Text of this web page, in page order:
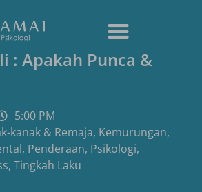
: Apakah Punca &
5:00 PM
kanak & Remaja, Kemurungan,
, Penderaan, Psikologi,
, Tingkah Laku